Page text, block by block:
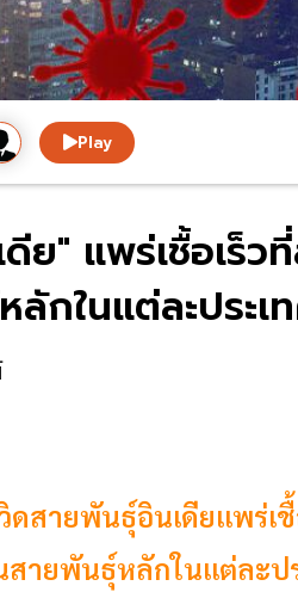
Play
ย" แพร่เชื้อเร็ว
กในแต่ละประเ
ดสายพันธุ์อินเดียแพร่เ
ายพันธุ์หลักในแต่ละป